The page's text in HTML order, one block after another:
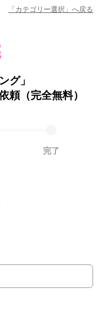
「カテゴリー選択」へ戻る
グ」
頼（完全無料）
完了